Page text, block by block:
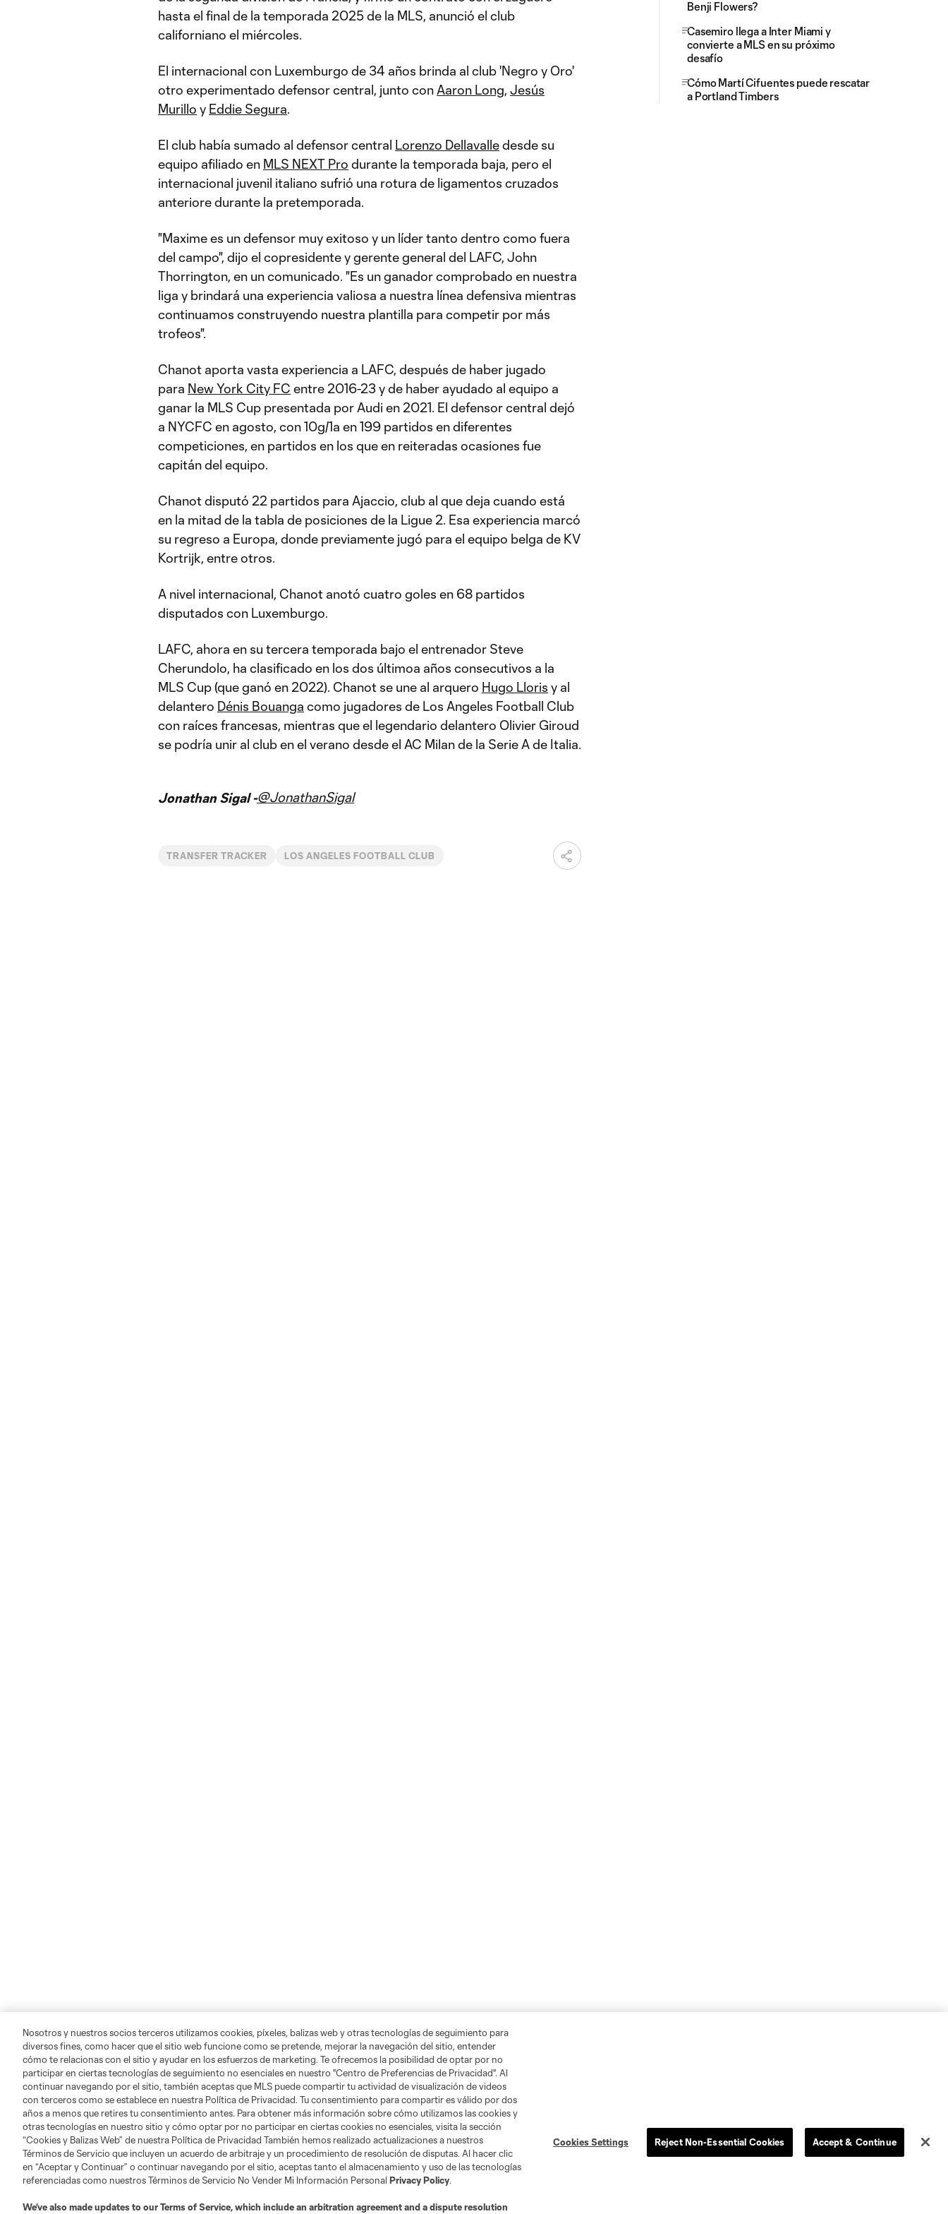
hasta el final de la temporada 2025 de la MLS, anunció el club
californiano el miércoles.
El internacional con Luxemburgo de 34 años brinda al club 'Negro y Oro'
otro experimentado defensor central, junto con Aaron Long, Jesús
Murillo y Eddie Segura.
El club había sumado al defensor central Lorenzo Dellavalledesde su
equipo afiliado en MLS NEXT Pro durante la temporada baja, pero el
internacional juvenil italiano sufrió una rotura de ligamentos cruzados
anteriore durante la pretemporada.
"Maxime es un defensor muy exitoso y un líder tanto dentro como fuera
del campo", dijo el copresidente y gerente general del LAFC, John
Thorrington, en un comunicado. "Es un ganador comprobado en nuestra
liga y brindará una experiencia valiosa a nuestra línea defensiva mientras
continuamos construyendo nuestra plantilla para competir por más
trofeos".
Chanot aporta vasta experiencia a LAFC, después de haber jugado
para New York City FC entre 2016-23 y de haber ayudado al equipo a
ganar la MLS Cup presentada por Audi en 2021. El defensor central dejó
a NYCFC en agosto, con 10g/1a en 199 partidos en diferentes
competiciones, en partidos en los que en reiteradas ocasiones fue
capitán del equipo.
Chanot disputó 22 partidos para Ajaccio, club al que deja cuando está
en la mitad de la tabla de posiciones de la Ligue 2. Esa experiencia marcó
su regreso a Europa, donde previamente jugó para el equipo belga de KV
Kortrijk, entre otros.
A nivel internacional, Chanot anotó cuatro goles en 68 partidos
disputados con Luxemburgo.
LAFC, ahora en su tercera temporada bajo el entrenador Steve
Cherundolo, ha clasificado en los dos últimoa años consecutivos a la
MLS Cup (que ganó en 2022). Chanot se une al arquero Hugo Lloris y al
delantero Dénis Bouanga como jugadores de Los Angeles Football Club
con raíces francesas, mientras que el legendario delantero Olivier Giroud
se podría unir al club en el verano desde el AC Milan de la Serie A de Italia.
Jonathan Sigal -@JonathanSigal
TRANSFER TRACKER LOS ANGELES FOOTBALL CLUB
Benji Flowers?
Casemiro llega a Inter Miami y
convierte a MLS en su próximo
desafío
Cómo Martí Cifuentes puede rescatar
a Portland Timbers
Nosotros y nuestros socios terceros utilizamos cookies, píxeles, balizas web y otras tecnologías de seguimiento para
diversos fines, como hacer que el sitio web funcione como se pretende, mejorar la navegación del sitio, entender
cómo te relacionas con el sitio y ayudar en los esfuerzos de marketing. Te ofrecemos la posibilidad de optar por no
participar en ciertas tecnologías de seguimiento no esenciales en nuestro "Centro de Preferencias de Privacidad". Al
continuar navegando por el sitio, también aceptas que MLS puede compartir tu actividad de visualización de videos
con terceros como se establece en nuestra Política de Privacidad. Tu consentimiento para compartir es válido por dos
años a menos que retires tu consentimiento antes. Para obtener más información sobre cómo utilizamos las cookies y
otras tecnologías en nuestro sitio y cómo optar por no participar en ciertas cookies no esenciales, visita la sección
“Cookies y Balizas Web” de nuestra Política de Privacidad También hemos realizado actualizaciones a nuestros
Términos de Servicio que incluyen un acuerdo de arbitraje y un procedimiento de resolución de disputas. Al hacer clic
en “Aceptar y Continuar” o continuar navegando por el sitio, aceptas tanto el almacenamiento y uso de las tecnologías
referenciadas como nuestros Términos de Servicio No Vender Mi Información Personal Privacy Policy.
We’ve also made updates to ourTerms of Service, which include an arbitration agreement and a dispute resolution
Cookies Settings Reject Non-Essential Cookies Accept & Continue